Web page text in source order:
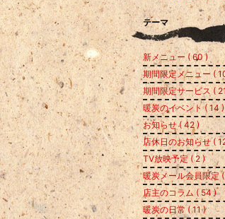
テーマ
新メニュー ( 60 )
期間限定メニュー (
期間限定サービス (
暖炭のイベント ( 14 )
お知らせ ( 42 )
店休日のお知らせ (
TV放映予定 ( 2 )
暖炭メール会員限定
店主のコラム ( 54 )
暖炭の日常 ( 11 )